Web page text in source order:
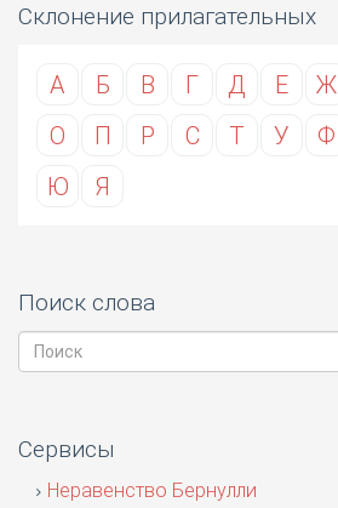
Склонение прилагательных
А Б В Г Д Е Ж
О
П Р С Т У Ф
Ю
Я
Поиск слова
Сервисы
Неравенство Бернулли